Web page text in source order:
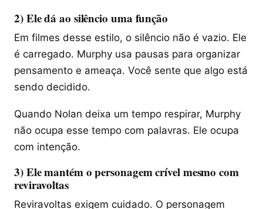
2) Ele dá ao silêncio uma função
Em filmes desse estilo, o silêncio não é vazio. Ele
é carregado. Murphy usa pausas para organizar
pensamento e ameaça. Você sente que algo está
sendo decidido.
Quando Nolan deixa um tempo respirar, Murphy
não ocupa esse tempo com palavras. Ele ocupa
com intenção.
3) Ele mantém o personagem crível mesmo com
reviravoltas
Reviravoltas exigem cuidado. O personagem